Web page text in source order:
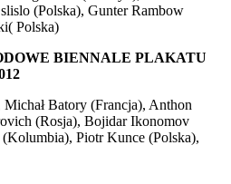
(Polska), Gunter Rambow
Polska)
BIENNALE PLAKATU
Batory (Francja), Anthon
(Rosja), Bojidar Ikonomov
(Kolumbia), Piotr Kunce (Polska),